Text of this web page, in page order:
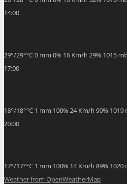
14:00
29°/29°°C0 mm 0% 16 Km/h 29% 1015
17:00
18°/18°°C 1 mm 100% 24 Km/h 90% 1019
20:00
17°/17°°C 1 mm 100% 14 Km/h 89% 1020
Weather from OpenWeatherMap